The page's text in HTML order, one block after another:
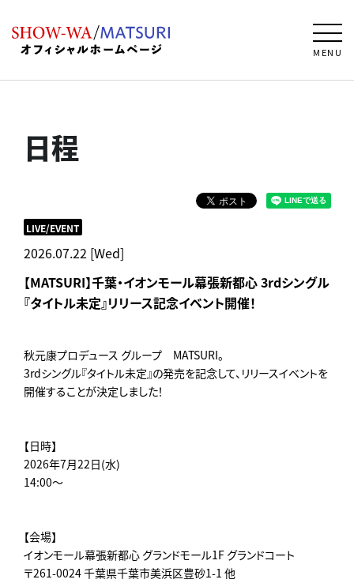
MENU
日程
2026.07.22 [Wed]
LIVE/EVENT
【MATSURI】千葉・イオンモール幕張新都心 3rdシングル
『タイトル未定』リリース記念イベント開催！
秋元康プロデュース グループ MATSURI。
3rdシングル『タイトル未定』の発売を記念して、リリースイベントを
開催することが決定しました！
【日時】
2026年7月22日(水)
14:00～
【会場】
イオンモール幕張新都心 グランドモール1F グランドコート
〒261-0024 千葉県千葉市美浜区豊砂1-1 他